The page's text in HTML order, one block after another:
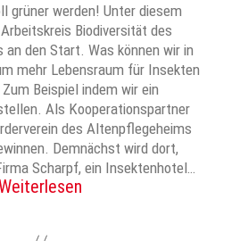
grüner werden! Unter diesem
Biodiversität des
an den Start. Was können wir in
mehr Lebensraum für Insekten
Beispiel indem wir ein
Als Kooperationspartner
des Altenpflegeheims
Demnächst wird dort,
Scharpf, ein Insektenhotel…